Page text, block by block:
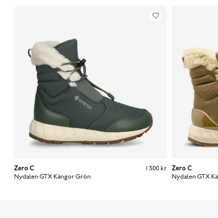
Zero C
Nydalen GTX KängorGrön
1 300 kr
1 300 kr
Zero C
Nydalen GTX